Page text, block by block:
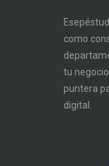
como
tu
puntera
digital.